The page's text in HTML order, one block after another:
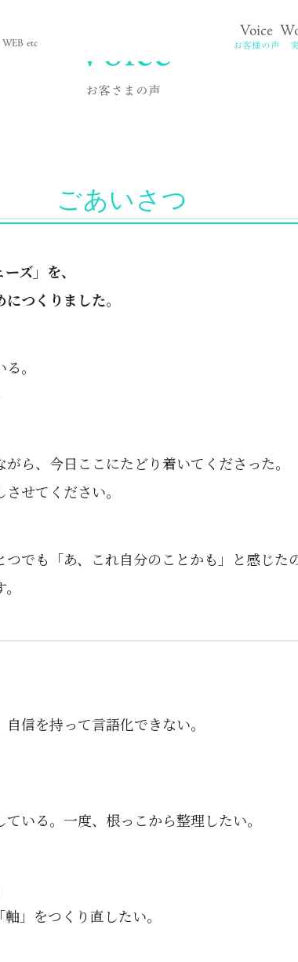
etc
Voice
お客様の声
Voice
お客さまの声
ごあいさつ
ズ」を、
つくりました。
。
ら、今日ここにたどり着いてくださった。
せてください。
でも「あ、これ自分のことかも」と感じた
信を持って言語化できない。
いる。一度、根っこから整理したい。
」をつくり直したい。